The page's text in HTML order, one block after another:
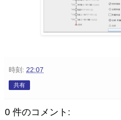
時刻: 22:07
共有
0 件のコメント: